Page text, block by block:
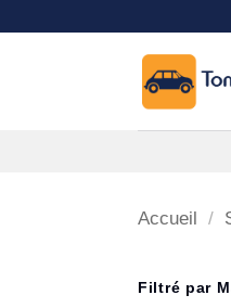
au
Accueil /
Filtré par